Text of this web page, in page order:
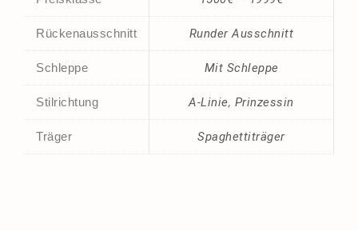
Rückenausschnitt Runder Ausschnitt
Schleppe Mit Schleppe
Stilrichtung A-Linie, Prinzessin
Träger Spaghettiträger